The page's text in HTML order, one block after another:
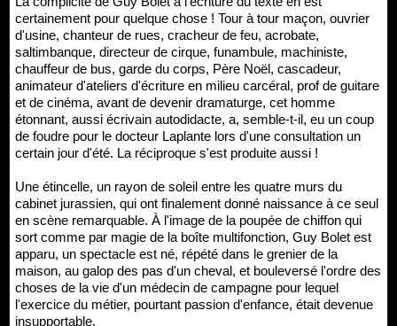
certainement pour quelque chose ! Tour à tour maçon, ouvrier
d'usine, chanteur de rues, cracheur de feu, acrobate,
saltimbanque, directeur de cirque, funambule, machiniste,
chauffeur de bus, garde du corps, Père Noël, cascadeur,
animateur d'ateliers d'écriture en milieu carcéral, prof de guitare
et de cinéma, avant de devenir dramaturge, cet homme
étonnant, aussi écrivain autodidacte, a, semble-t-il, eu un coup
de foudre pour le docteur Laplante lors d'une consultation un
certain jour d'été. La réciproque s'est produite aussi !
Une étincelle, un rayon de soleil entre les quatre murs du
cabinet jurassien, qui ont finalement donné naissance à ce seul
en scène remarquable. À l'image de la poupée de chiffon qui
sort comme par magie de la boîte multifonction, Guy Bolet est
apparu, un spectacle est né, répété dans le grenier de la
maison, au galop des pas d'un cheval, et bouleversé l'ordre des
choses de la vie d'un médecin de campagne pour lequel
l'exercice du métier, pourtant passion d'enfance, était devenue
insupportable.